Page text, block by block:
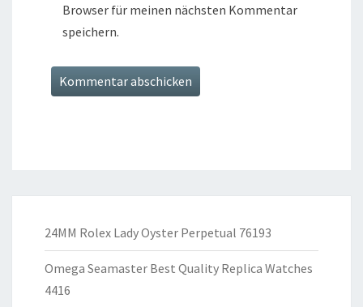
Browser für meinen nächsten Kommentar
speichern.
24MM Rolex Lady Oyster Perpetual 76193
Omega Seamaster Best Quality Replica Watches
4416